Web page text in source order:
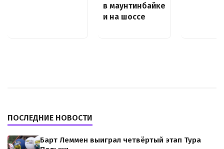
в маунтинбайке
и на шоссе
ПОСЛЕДНИЕ НОВОСТИ
Барт Леммен выиграл четвёртый этап Тура